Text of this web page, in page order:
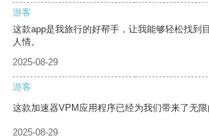
游客
这款app是我旅行的好帮手，让我能够轻松找到
人情。
2025-08-29
游客
这款加速器VPM应用程序已经为我们带来了无限
2025-08-29